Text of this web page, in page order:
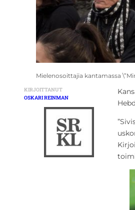
Mielenosoittajia kantamassa
KIRJOITTANUT
OSKARI REINMAN